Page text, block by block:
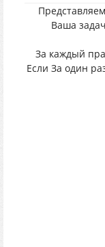
Ваша
За каждый
Если За один